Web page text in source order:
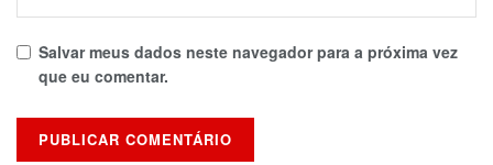
Salvar meus dados neste navegador para a próxima vez
que eu comentar.